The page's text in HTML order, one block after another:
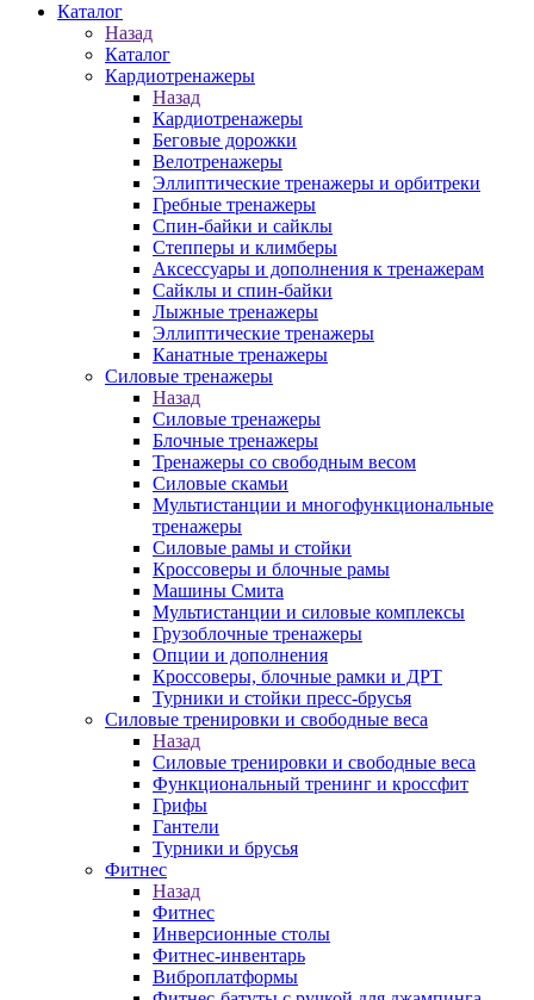
Каталог
Назад
Каталог
Кардиотренажеры
Назад
Кардиотренажеры
Беговые дорожки
Велотренажеры
Эллиптические тренажеры и орбитреки
Гребные тренажеры
Спин-байки и сайклы
Степперы и климберы
Аксессуары и дополнения к тренажерам
Сайклы и спин-байки
Лыжные тренажеры
Эллиптические тренажеры
Канатные тренажеры
Силовые тренажеры
Назад
Силовые тренажеры
Блочные тренажеры
Тренажеры со свободным весом
Силовые скамьи
Мультистанции и многофункциональные
тренажеры
Силовые рамы и стойки
Кроссоверы и блочные рамы
Машины Смита
Мультистанции и силовые комплексы
Грузоблочные тренажеры
Опции и дополнения
Кроссоверы, блочные рамки и ДРТ
Турники и стойки пресс-брусья
Силовые тренировки и свободные веса
Назад
Силовые тренировки и свободные веса
Функциональный тренинг и кроссфит
Грифы
Гантели
Турники и брусья
Фитнес
Назад
Фитнес
Инверсионные столы
Фитнес-инвентарь
Виброплатформы